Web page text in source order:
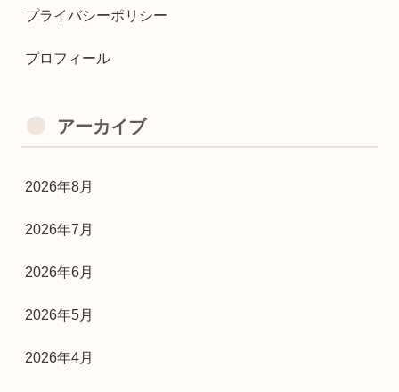
プライバシーポリシー
プロフィール
アーカイブ
2026年8月
2026年7月
2026年6月
2026年5月
2026年4月